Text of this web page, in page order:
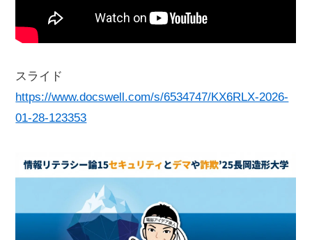
スライド
https://www.docswell.com/s/6534747/KX6RLX-2026-
01-28-123353